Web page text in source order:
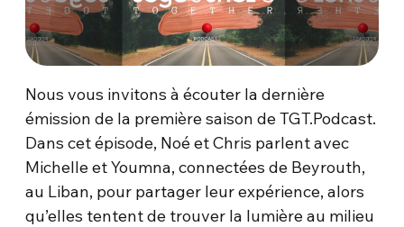
Nous vous invitons à écouter la dernière
émission de la première saison de TGT.Podcast.
Dans cet épisode, Noé et Chris parlent avec
Michelle et Youmna, connectées de Beyrouth,
au Liban, pour partager leur expérience, alors
qu’elles tentent de trouver la lumière au milieu